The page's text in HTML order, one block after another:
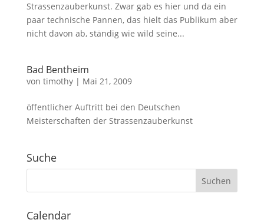
Strassenzauberkunst. Zwar gab es hier und da ein
paar technische Pannen, das hielt das Publikum aber
nicht davon ab, ständig wie wild seine...
Bad Bentheim
von timothy| Mai 21, 2009
öffentlicher Auftritt bei den Deutschen
Meisterschaften der Strassenzauberkunst
Suche
Calendar